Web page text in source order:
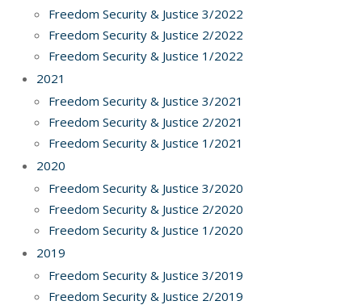
Freedom Security & Justice 3/2022
Freedom Security & Justice 2/2022
Freedom Security & Justice 1/2022
2021
Freedom Security & Justice 3/2021
Freedom Security & Justice 2/2021
Freedom Security & Justice 1/2021
2020
Freedom Security & Justice 3/2020
Freedom Security & Justice 2/2020
Freedom Security & Justice 1/2020
2019
Freedom Security & Justice 3/2019
Freedom Security & Justice 2/2019